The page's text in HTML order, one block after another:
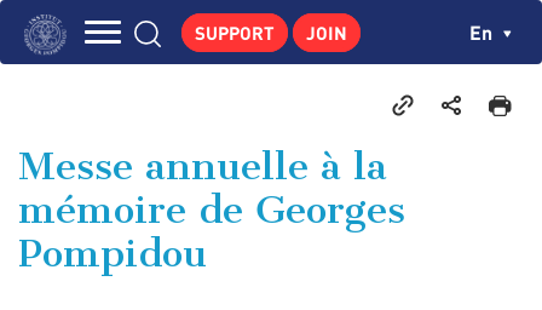
Skip
CENTRE DE RECHERCHES
PUBLICATIONS
SUPPORT JOIN En
Messe annuelle à la
mémoire de Georges
Pompidou
Cookies management panel